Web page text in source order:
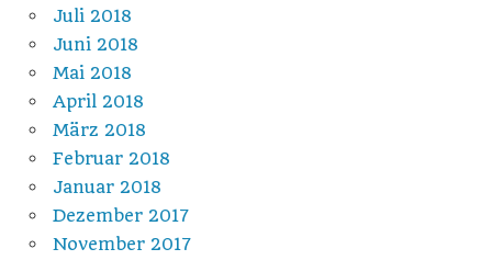
Juli 2018
Juni 2018
Mai 2018
April 2018
März 2018
Februar 2018
Januar 2018
Dezember 2017
November 2017